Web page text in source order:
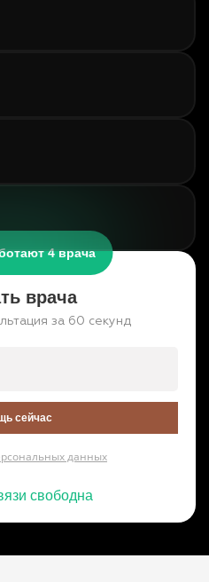
4 врача
врача
за 60 секунд
сейчас
данных
свободна